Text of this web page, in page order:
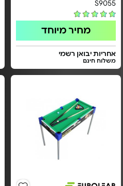
S9055
מחיר מיוחד
אחריות יבואן רשמי
משלוח חינם